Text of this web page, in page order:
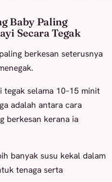
Baby Paling
Secara Tegak
berkesan seterusnya
tegak selama 10–15 minit
adalah antara cara
berkesan kerana ia
banyak susu kekal dalam
tenaga serta